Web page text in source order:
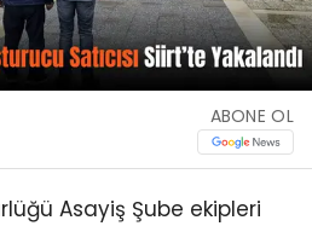
ABONE OL
Asayiş Şube ekipleri